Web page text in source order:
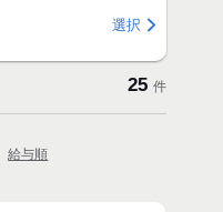
選択
25 件
給与順